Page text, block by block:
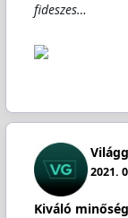
fideszes…
2021.
Kiváló